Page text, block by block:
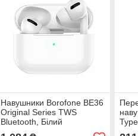
Навушники Borofone BE36
Original Series TWS
Bluetooth, Білий